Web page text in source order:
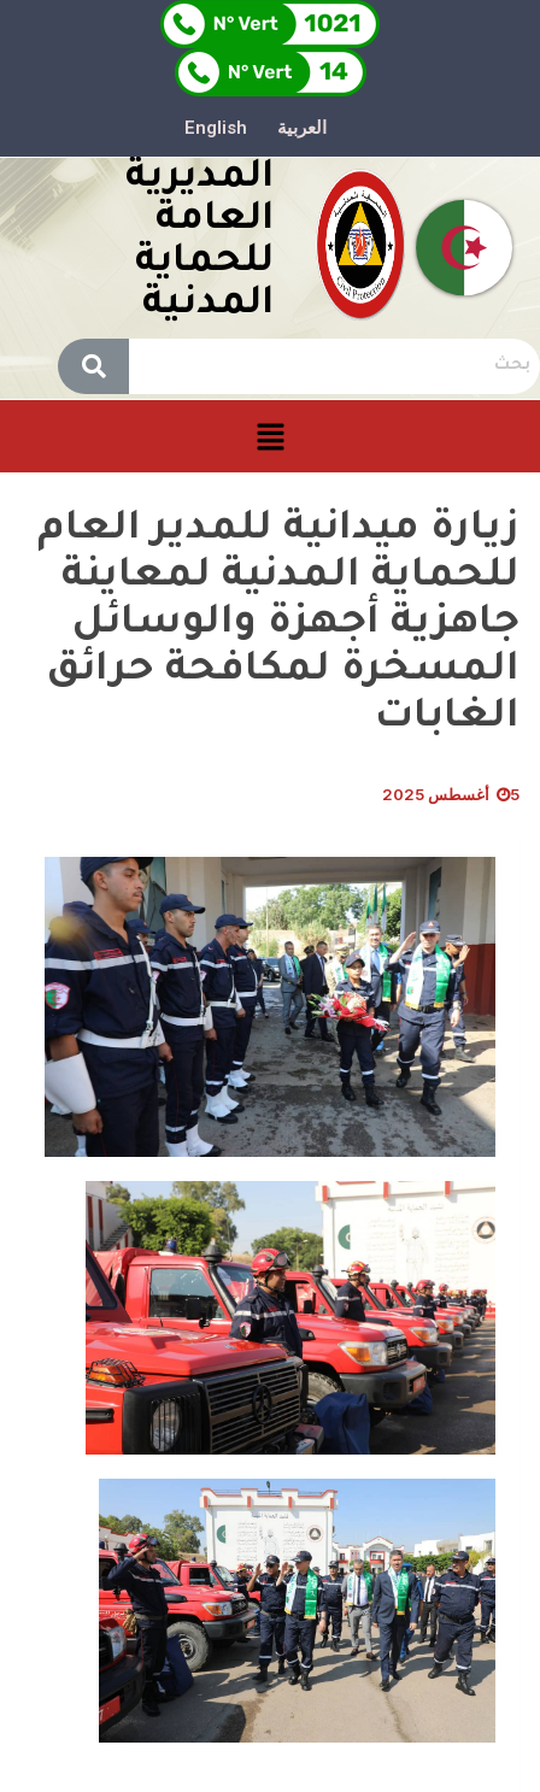
العربية English
المديرية
العامة
للحماية
المدنية
زيارة ميدانية للمدير العام
للحماية المدنية لمعاينة
جاهزية أجهزة والوسائل
المسخرة لمكافحة حرائق
الغابات
5 أغسطس 2025